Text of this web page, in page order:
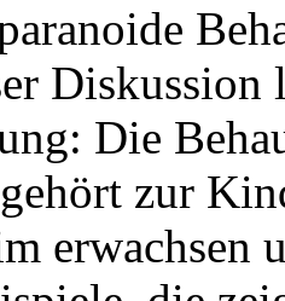
Diskussion
Die
zur
erwachsen